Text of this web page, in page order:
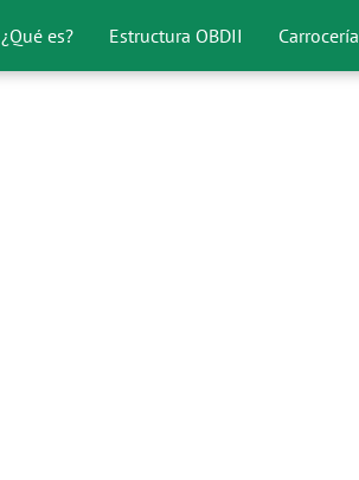
¿Qué es? Estructura OBDII Carrocería